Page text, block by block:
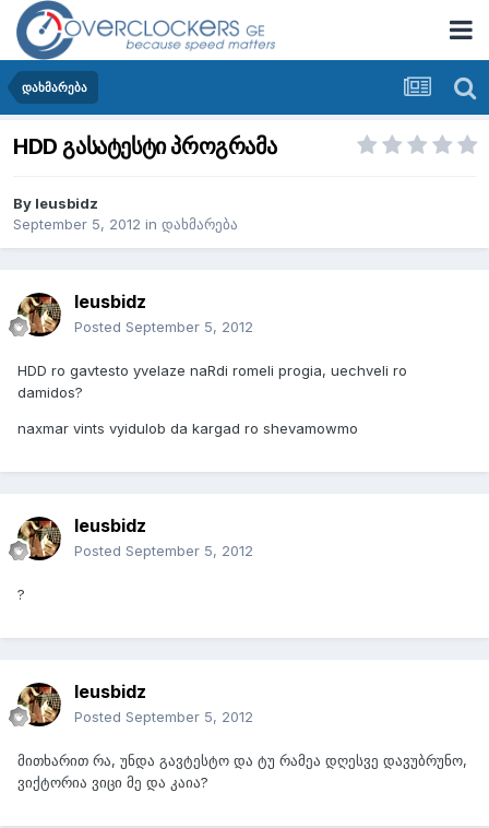
დახმარება
HDD გასატესტი პროგრამა
By leusbidz
September 5, 2012 in დახმარება
leusbidz
Posted September 5, 2012
HDD ro gavtesto yvelaze naRdi romeli progia, uechveli ro
damidos?
naxmar vints vyidulob da kargad ro shevamowmo
leusbidz
Posted September 5, 2012
?
leusbidz
Posted September 5, 2012
მითხარით რა, უნდა გავტესტო და ტუ რამეა დღესვე დავუბრუნო,
ვიქტორია ვიცი მე და კაია?